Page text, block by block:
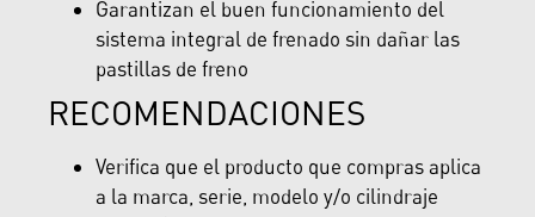
Garantizan el buen funcionamiento del
sistema integral de frenado sin dañar las
pastillas de freno
RECOMENDACIONES
Verifica que el producto que compras aplica
a la marca, serie, modelo y/o cilindraje